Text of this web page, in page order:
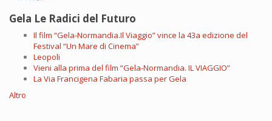
Gela Le Radici del Futuro
Il film “Gela-Normandia.Il Viaggio” vince la 43a edizione del
Festival “Un Mare di Cinema”
Leopoli
Vieni alla prima del film “Gela-Normandia. IL VIAGGIO”
La Via Francigena Fabaria passa per Gela
Altro